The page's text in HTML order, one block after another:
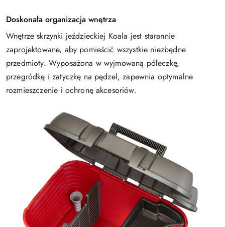
Doskonała organizacja wnętrza
Wnętrze skrzynki jeździeckiej Koala jest starannie
zaprojektowane, aby pomieścić wszystkie niezbędne
przedmioty. Wyposażona w wyjmowaną półeczkę,
przegródkę i zatyczkę na pędzel, zapewnia optymalne
rozmieszczenie i ochronę akcesoriów.